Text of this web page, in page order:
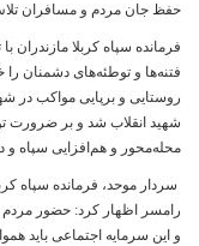
حفظ جان مردم و مسافران
فرمانده سپاه کربلا مازندران
فتنه‌ها و توطئه‌های دشمنان
روستایی و برپایی مواکب در
شهید انقلاب شد و بر ضرورت
محله‌محور و هم‌افزایی سپاه و
سردار موحد، فرمانده سپاه
رامسر اظهار کرد: حضور مردم
و این سرمایه اجتماعی باید